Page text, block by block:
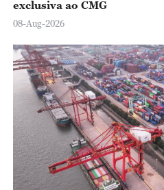
exclusiva ao CMG
08-Aug-2026